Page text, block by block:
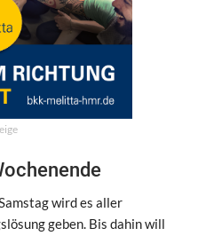
wird es aller
geben. Bis dahin will